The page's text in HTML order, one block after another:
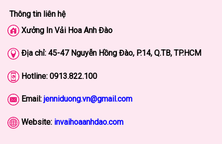
Thông tin liên hệ
Xưởng In Vải Hoa Anh Đào
Địa chỉ: 45-47Nguyễn Hồng Đào, P.14, Q.TB, TP.HCM
Hotline: 0913.822.100
Email: jenniduong.vn@gmail.com
Website: invaihoaanhdao.com